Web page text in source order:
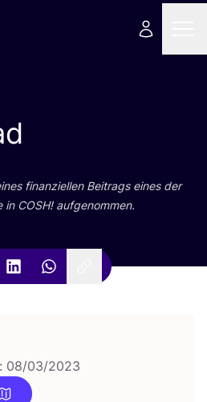
finan­zi­el­len Bei­trags eines der
in COSH! aufgenommen.
08/03/2023